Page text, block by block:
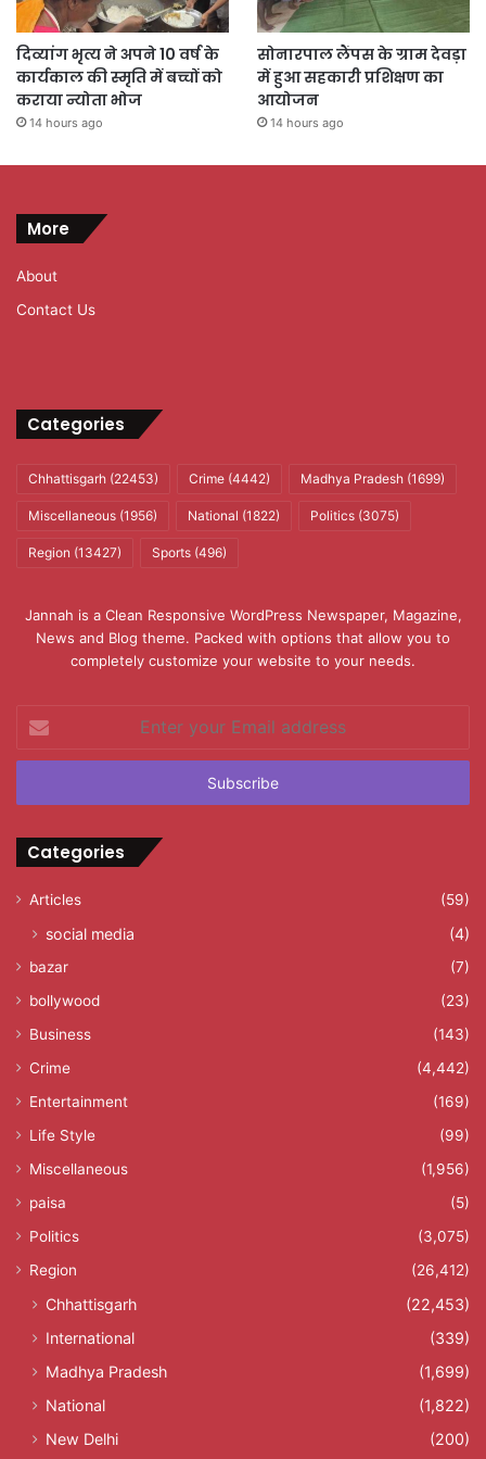
दिव्यांग भृत्य ने अपने 10 वर्ष के
कार्यकाल की स्मृति में बच्चों को
कराया न्योता भोज
14 hours ago
सोनारपाल लैंपस के ग्राम देवड़ा
में हुआ सहकारी प्रशिक्षण का
आयोजन
14 hours ago
More
About
Contact Us
Categories
Chhattisgarh (22453) Crime (4442) Madhya Pradesh (1699)
Miscellaneous (1956) National (1822) Politics (3075)
Region (13427) Sports (496)
Jannah is a Clean Responsive WordPress Newspaper, Magazine,
News and Blog theme. Packed with options that allow you to
completely customize your website to your needs.
your
Email
Categories
Articles (59)
social media (4)
bazar
(7)
bollywood
(23)
Business
(143)
Crime
(4,442)
Entertainment
(169)
Life Style
(99)
Miscellaneous
(1,956)
paisa
(5)
Politics
(3,075)
Region
(26,412)
Chhattisgarh
(22,453)
International
(339)
Madhya Pradesh
(1,699)
National
(1,822)
New Delhi
(200)